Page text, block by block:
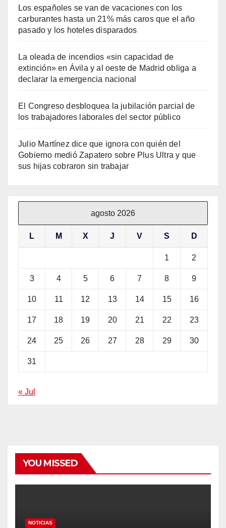
Los españoles se van de vacaciones con los
carburantes hasta un 21% más caros que el año
pasado y los hoteles disparados
La oleada de incendios «sin capacidad de
extinción» en Ávila y al oeste de Madrid obliga a
declarar la emergencia nacional
El Congreso desbloquea la jubilación parcial de
los trabajadores laborales del sector público
Julio Martínez dice que ignora con quién del
Gobierno medió Zapatero sobre Plus Ultra y que
sus hijas cobraron sin trabajar
agosto 2026
L M X J V S D
1 2
3 4 5 6 7 8 9
10 11 12 13 14 15 16
17 18 19 20 21 22 23
24 25 26 27 28 29 30
31
« Jul
YOU MISSED
NOTICIAS